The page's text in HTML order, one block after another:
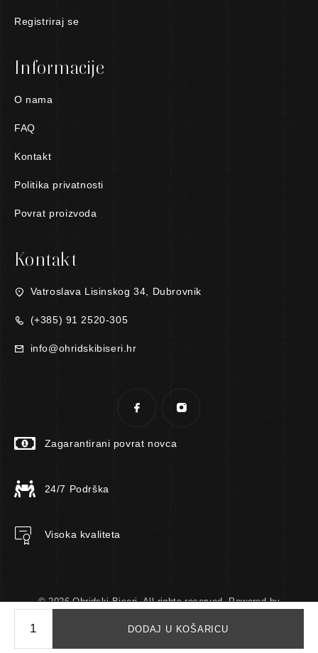
DODAJ U KOŠARICU
Registriraj se
Informacije
O nama
FAQ
Kontakt
Politika privatnosti
Povrat proizvoda
Kontakt
Vatroslava Lisinskog 34, Dubrovnik
(+385) 91 2520-305
info@ohridskibiseri.hr
Zagarantirani povrat novca
24/7 Podrška
Visoka kvaliteta
© 2026 Ohridski Biseri. All rights reserved. Powered by
TomTech.